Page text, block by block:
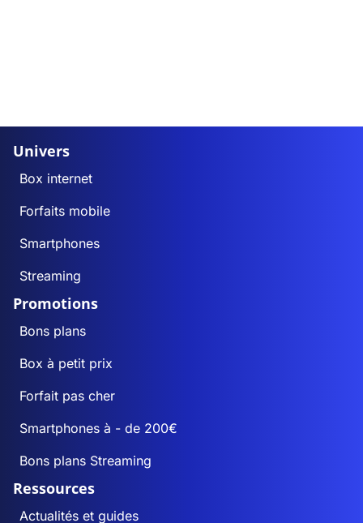
Univers
Box internet
Forfaits mobile
Smartphones
Streaming
Promotions
Bons plans
Box à petit prix
Forfait pas cher
Smartphones à - de 200€
Bons plans Streaming
Ressources
Actualités et guides